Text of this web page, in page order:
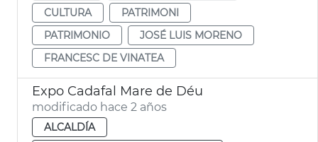
CULTURA
PATRIMONI
PATRIMONIO
JOSÉ LUIS MORENO
FRANCESC DE VINATEA
Expo Cadafal Mare de Déu
modificado hace 2 años
ALCALDÍA